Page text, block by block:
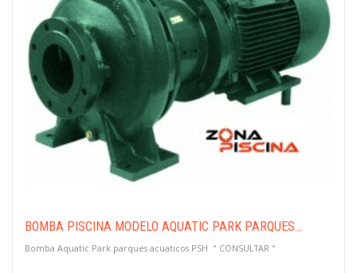
BOMBA PISCINA MODELO AQUATIC PARK PARQUES...
Bomba Aquatic Park parques acuaticos PSH " CONSULTAR "